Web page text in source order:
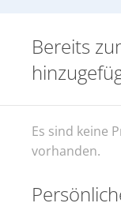
Bereits
Es sind keine
vorhanden.